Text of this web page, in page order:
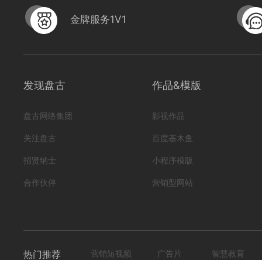
【数字人直播】千尺优选北京
金牌服务1V1
发现盘古
盘古网络集团
关注盘古
招贤纳士
合作伙伴
作品&模版
影视作品
百度基木鱼
小程序模版
营销型网站
热门推荐 营销短视频 广告片 智慧教育